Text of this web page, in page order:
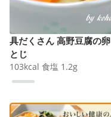
具だくさん 高野豆腐の卵
とじ
103kcal 食塩 1.2g